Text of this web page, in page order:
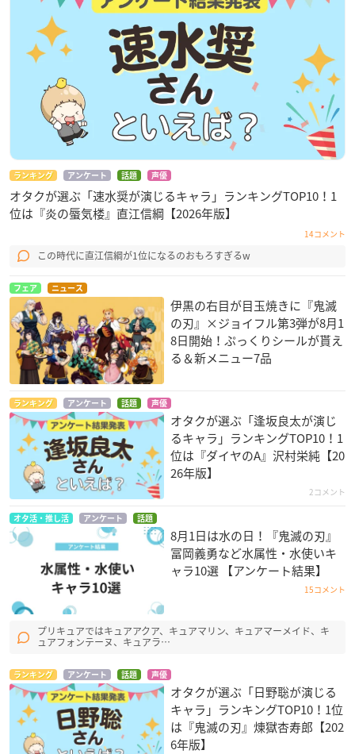
ランキング アンケート 話題 声優
オタクが選ぶ「速水奨が演じるキャラ」ランキングTOP10！1
位は『炎の蜃気楼』直江信綱【2026年版】
14コメント
この時代に直江信綱が1位になるのおもろすぎるw
フェア ニュース
伊黒の右目が目玉焼きに『鬼滅
の刃』×ジョイフル第3弾が8月1
8日開始！ぷっくりシールが貰え
る＆新メニュー7品
ランキング アンケート 話題 声優
オタクが選ぶ「逢坂良太が演じ
るキャラ」ランキングTOP10！1
位は『ダイヤのA』沢村栄純【20
26年版】
2コメント
オタ活・推し活 アンケート 話題
8月1日は水の日！『鬼滅の刃』
冨岡義勇など水属性・水使いキ
ャラ10選 【アンケート結果】
15コメント
プリキュアではキュアアクア、キュアマリン、キュアマーメイド、キ
ュアフォンテーヌ、キュアラ…
ランキング アンケート 話題 声優
オタクが選ぶ「日野聡が演じる
キャラ」ランキングTOP10！1位
は『鬼滅の刃』煉󠄁獄杏寿郎【202
6年版】